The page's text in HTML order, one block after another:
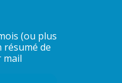
(ou plus
résumé de
mail